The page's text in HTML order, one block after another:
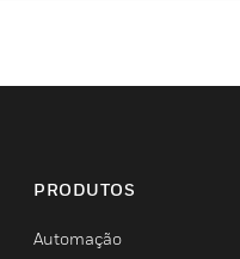
PRODUTOS
Automação